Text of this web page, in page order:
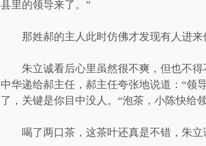
县里的领导来了。”
那姓郝的主人此时仿佛才发现有人进
朱立诚看后心里虽然很不爽，但也不
中华递给郝主任，郝主任夸张地说道：“领
了，关键是你目中没人。“泡茶，小陈快给
喝了两口茶，这茶叶还真是不错，朱